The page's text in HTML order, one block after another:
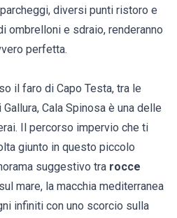
diversi punti ristoro e
ombrelloni e sdraio, renderanno
perfetta.
il faro di Capo Testa, tra le
Cala Spinosa è una delle
Il percorso impervio che ti
giunto in questo piccolo
suggestivo tra rocce
mare, la macchia mediterranea
infiniti con uno scorcio sulla